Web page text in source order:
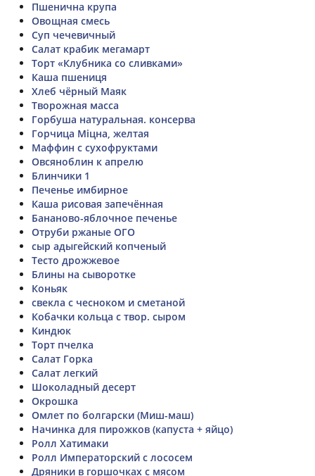
Пшенична крупа
Овощная смесь
Суп чечевичный
Салат крабик мегамарт
Торт «Клубника со сливками»
Каша пшениця
Хлеб чёрный Маяк
Творожная масса
Горбуша натуральная. консерва
Горчица Міцна, желтая
Маффин с сухофруктами
Овсяноблин к апрелю
Блинчики 1
Печенье имбирное
Каша рисовая запечённая
Бананово-яблочное печенье
Отруби ржаные ОГО
сыр адыгейский копченый
Тесто дрожжевое
Блины на сыворотке
Коньяк
свекла с чесноком и сметаной
Кобачки кольца с твор. сыром
Киндюк
Торт пчелка
Салат Горка
Салат легкий
Шоколадный десерт
Окрошка
Омлет по болгарски (Миш-маш)
Начинка для пирожков (капуста + яйцо)
Ролл Хатимаки
Ролл Императорский с лососем
Дряники в горшочках с мясом